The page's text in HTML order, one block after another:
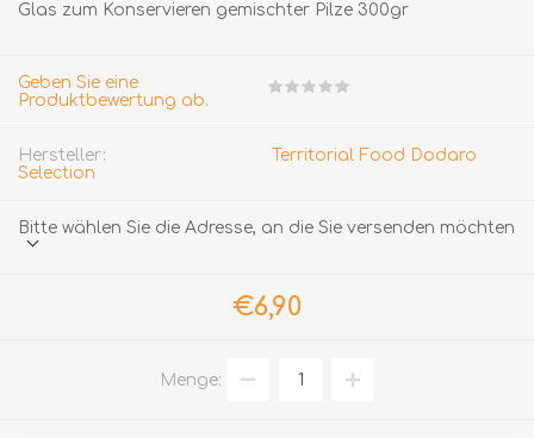
Glas zum Konservieren gemischter Pilze 300gr
Geben Sie eine
Produktbewertung ab.
Hersteller:
Territorial Food Dodaro
Selection
Bitte wählen Sie die Adresse, an die Sie versenden möchten
€6,90
Menge: